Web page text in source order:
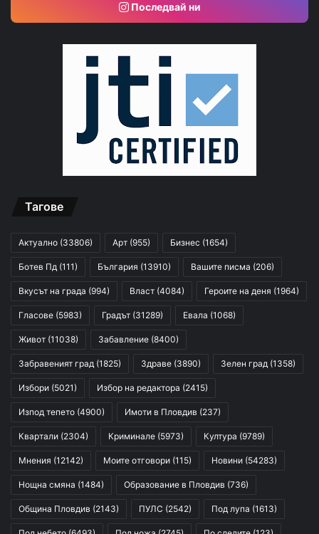
Последвай ни
Тагове
Актуално (33806) Арт (955) Бизнес (1654)
Ботев Пд (111) България (13910) Вашите писма (206)
Вкусът на града (994) Власт (4084) Героите на деня (1964)
Гласове (5983) Градът (31289) Евала (1068)
Живот (11038) Забавление (8400)
Забравеният град (1825) Здраве (3890) Зелен град (1358)
Избори (5021) Избор на редактора (2415)
Изпод тепето (4900) Имоти в Пловдив (237)
Квартали (2304) Криминале (5973) Култура (9789)
Мнения (12142) Моите отговори (115) Новини (54283)
Нощна смяна (1484) Образование в Пловдив (736)
Община Пловдив (2143) ПУЛС (2542) Под лупа (1613)